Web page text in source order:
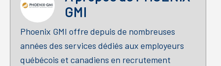
GMI
Phoenix GMI offre depuis de nombreuses
années des services dédiés aux employeurs
québécois et canadiens en recrutement